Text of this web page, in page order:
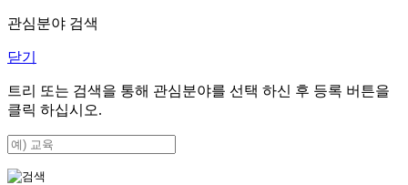
관심분야 검색
닫기
트리 또는 검색을 통해 관심분야를 선택 하신 후 등록 버튼을
클릭 하십시오.